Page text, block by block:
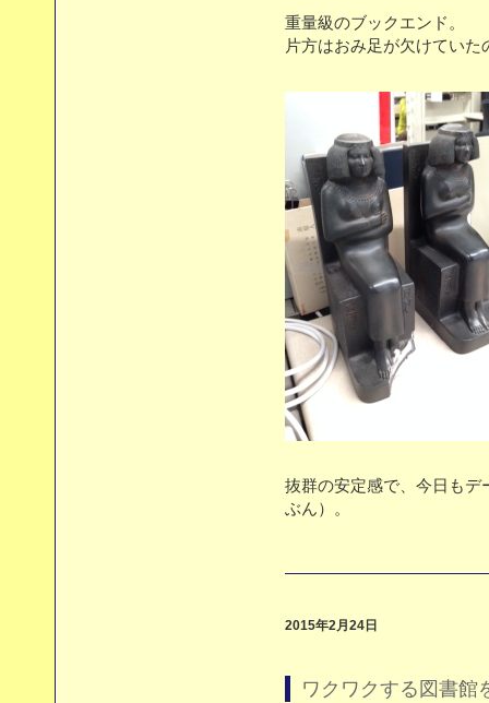
重量級のブックエンド。
片方はおみ足が欠けていた
抜群の安定感で、今日もデ
ぶん）。
2015年2月24日
ワクワクする図書館